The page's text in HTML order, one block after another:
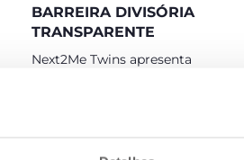
BARREIRA DIVISÓRIA
TRANSPARENTE
Next2Me Twins apresenta